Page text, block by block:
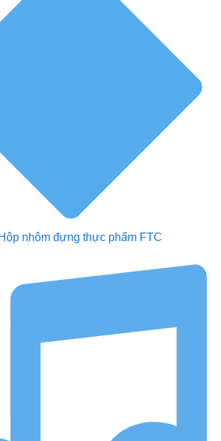
Hộp nhôm đựng thực phẩm FTC